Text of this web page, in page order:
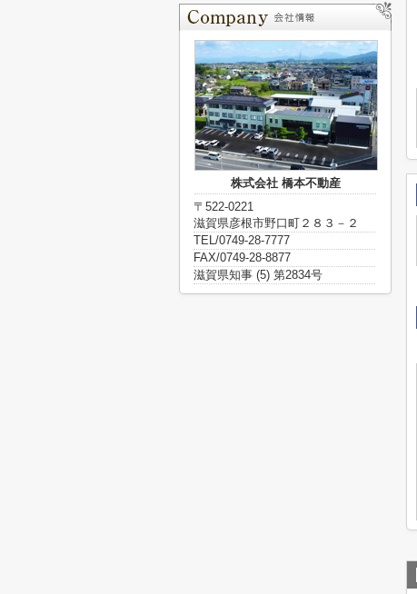
株式会社 橋本不動産
〒522-0221
滋賀県彦根市野口町２８３－２
TEL/0749-28-7777
FAX/0749-28-8877
滋賀県知事 (5) 第2834号